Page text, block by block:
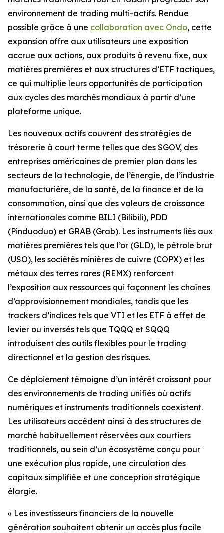
environnement de trading multi-actifs. Rendue
possible grâce à une collaboration avec Ondo, cette
expansion offre aux utilisateurs une exposition
accrue aux actions, aux produits à revenu fixe, aux
matières premières et aux structures d’ETF tactiques,
ce qui multiplie leurs opportunités de participation
aux cycles des marchés mondiaux à partir d’une
plateforme unique.
Les nouveaux actifs couvrent des stratégies de
trésorerie à court terme telles que des SGOV, des
entreprises américaines de premier plan dans les
secteurs de la technologie, de l’énergie, de l’industrie
manufacturière, de la santé, de la finance et de la
consommation, ainsi que des valeurs de croissance
internationales comme BILI (Bilibili), PDD
(Pinduoduo) et GRAB (Grab). Les instruments liés aux
matières premières tels que l’or (GLD), le pétrole brut
(USO), les sociétés minières de cuivre (COPX) et les
métaux des terres rares (REMX) renforcent
l’exposition aux ressources qui façonnent les chaînes
d’approvisionnement mondiales, tandis que les
trackers d’indices tels que VTI et les ETF à effet de
levier ou inversés tels que TQQQ et SQQQ
introduisent des outils flexibles pour le trading
directionnel et la gestion des risques.
Ce déploiement témoigne d’un intérêt croissant pour
des environnements de trading unifiés où actifs
numériques et instruments traditionnels coexistent.
Les utilisateurs accèdent ainsi à des structures de
marché habituellement réservées aux courtiers
traditionnels, au sein d’un écosystème conçu pour
une exécution plus rapide, une circulation des
capitaux simplifiée et une conception stratégique
élargie.
« Les investisseurs financiers de la nouvelle
génération souhaitent obtenir un accès plus facile